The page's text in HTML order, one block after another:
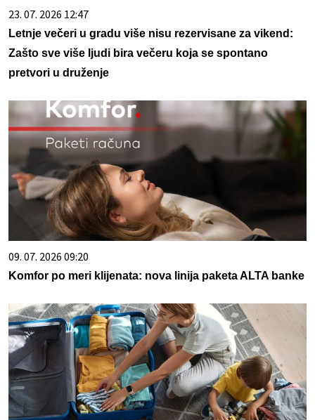
23. 07. 2026 12:47
Letnje večeri u gradu više nisu rezervisane za vikend:
Zašto sve više ljudi bira večeru koja se spontano
pretvori u druženje
09. 07. 2026 09:20
Komfor po meri klijenata: nova linija paketa ALTA banke